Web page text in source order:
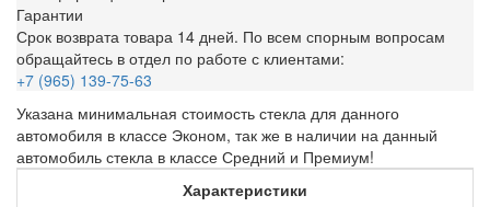
Гарантии
Срок возврата товара 14 дней. По всем спорным вопросам
обращайтесь в отдел по работе с клиентами:
+7 (965) 139-75-63
Указана минимальная стоимость стекла для данного
автомобиля в классе Эконом, так же в наличии на данный
автомобиль стекла в классе Средний и Премиум!
Характеристики